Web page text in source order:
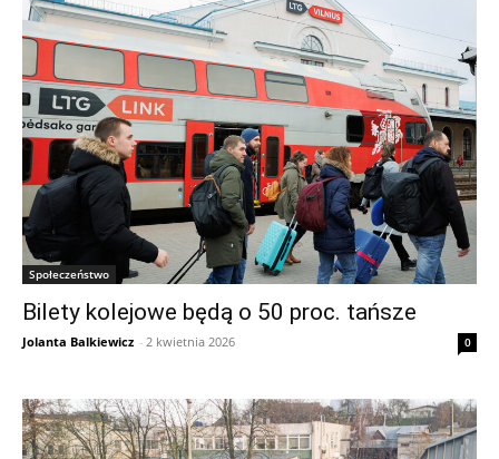
Społeczeństwo
Bilety kolejowe będą o 50 proc. tańsze
Jolanta Balkiewicz - 2 kwietnia 2026 0